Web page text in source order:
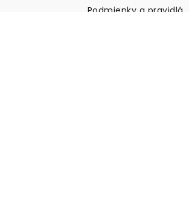
Podmienky a pravidlá